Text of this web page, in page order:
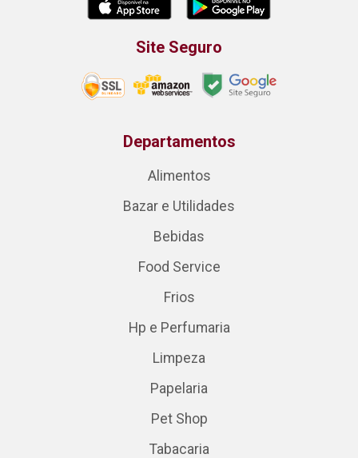
Site Seguro
Departamentos
Alimentos
Bazar e Utilidades
Bebidas
Food Service
Frios
Hp e Perfumaria
Limpeza
Papelaria
Pet Shop
Tabacaria